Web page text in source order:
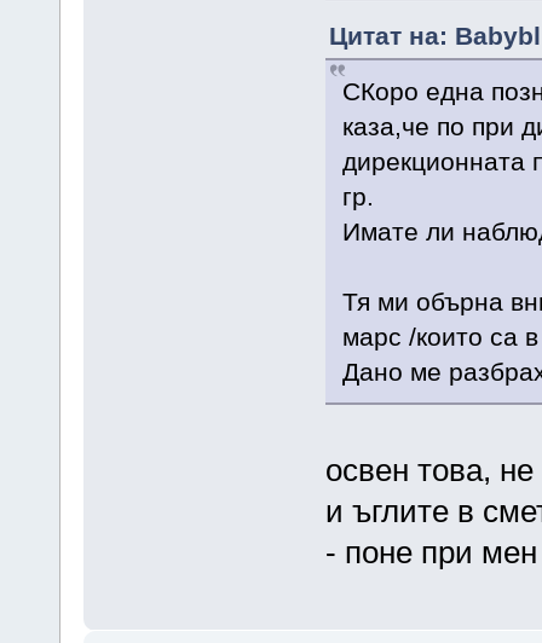
Цитат на:
СКоро една
каза,че по при
дирекционната
гр.
Имате ли
Тя ми обърна
марс /които са
Дано ме
освен това,
и ъглите в
- поне при